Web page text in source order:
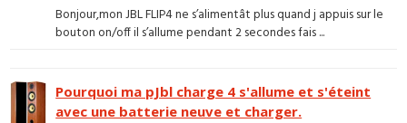
Bonjour,mon JBL FLIP4 ne s’alimentât plus quand j appuis sur le
bouton on/off il s’allume pendant 2 secondes fais ...
Pourquoi ma pJbl charge 4 s'allume et s'éteint
avec une batterie neuve et charger.